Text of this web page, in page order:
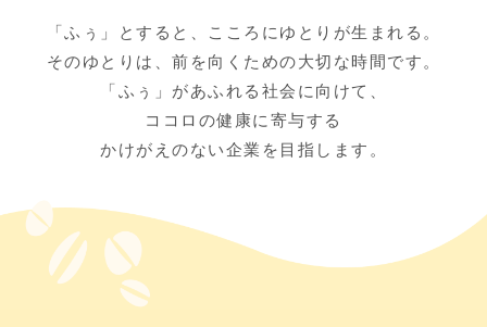
「ふぅ」とすると、こころにゆとりが生まれる。
そのゆとりは、前を向くための大切な時間です。
「ふぅ」があふれる社会に向けて、
ココロの健康に寄与する
かけがえのない企業を目指します。